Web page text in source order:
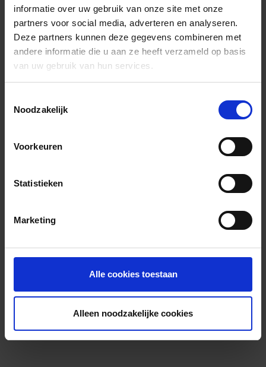
informatie over uw gebruik van onze site met onze
partners voor social media, adverteren en analyseren.
Deze partners kunnen deze gegevens combineren met
andere informatie die u aan ze heeft verzameld op basis
van uw gebruik van hun services.
Noodzakelijk
Voorkeuren
Statistieken
Marketing
Alle cookies toestaan
Alleen noodzakelijke cookies